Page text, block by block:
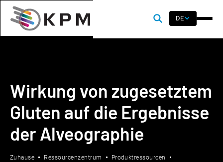
DE
Wirkung von zugesetztem
Gluten auf die Ergebnisse
der Alveographie
Zuhause Ressourcenzentrum
Produktressourcen